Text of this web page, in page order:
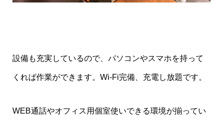
設備も充実しているので、パソコンやスマホを持って
くれば作業ができます。Wi-Fi完備、充電し放題です。
WEB通話やオフィス用個室使いできる環境が揃ってい